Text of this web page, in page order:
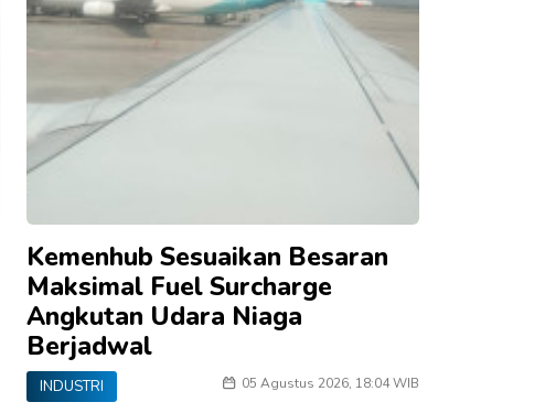
Kemenhub Sesuaikan Besaran
Maksimal Fuel Surcharge
Angkutan Udara Niaga
Berjadwal
INDUSTRI 05 Agustus 2026, 18:04 WIB